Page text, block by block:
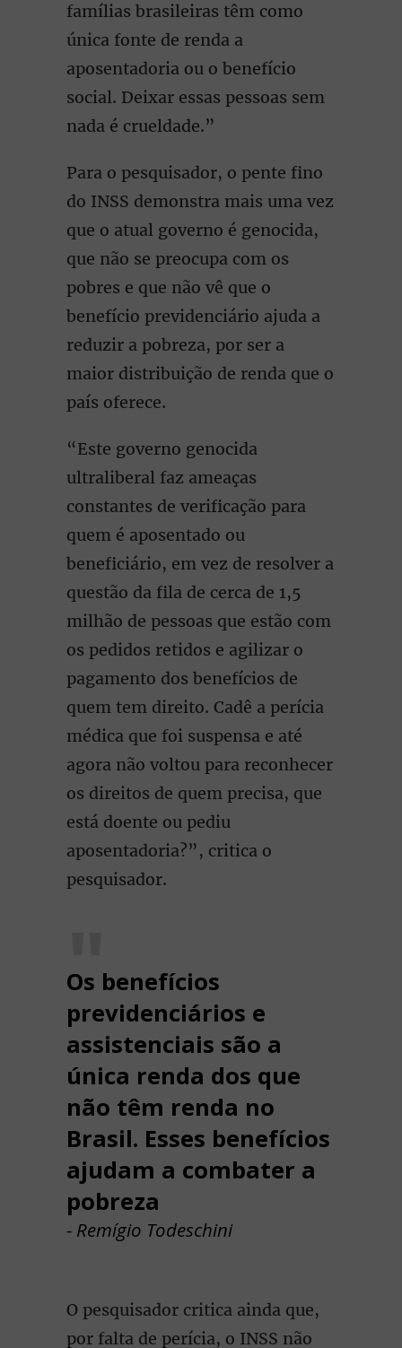
famílias brasileiras têm como
única fonte de renda a
aposentadoria ou o benefício
social. Deixar essas pessoas sem
nada é crueldade.”
Para o pesquisador, o pente fino
do INSS demonstra mais uma vez
que o atual governo é genocida,
que não se preocupa com os
pobres e que não vê que o
benefício previdenciário ajuda a
reduzir a pobreza, por ser a
maior distribuição de renda que o
país oferece.
“Este governo genocida
ultraliberal faz ameaças
constantes de verificação para
quem é aposentado ou
beneficiário, em vez de resolver a
questão da fila de cerca de 1,5
milhão de pessoas que estão com
os pedidos retidos e agilizar o
pagamento dos benefícios de
quem tem direito. Cadê a perícia
médica que foi suspensa e até
agora não voltou para reconhecer
os direitos de quem precisa, que
está doente ou pediu
aposentadoria?”, critica o
pesquisador.
Os benefícios
previdenciários e
assistenciais são a
única renda dos que
não têm renda no
Brasil. Esses benefícios
ajudam a combater a
pobreza
- Remígio Todeschini
O pesquisador critica ainda que,
por falta de perícia, o INSS não